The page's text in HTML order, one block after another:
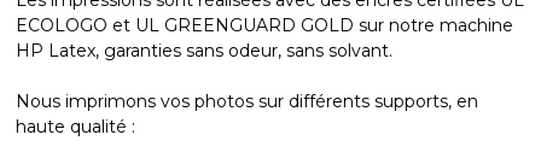
ECOLOGO et UL GREENGUARD GOLD sur notre machine
HP Latex, garanties sans odeur, sans solvant.
Nous imprimons vos photos sur différents supports, en
haute qualité :